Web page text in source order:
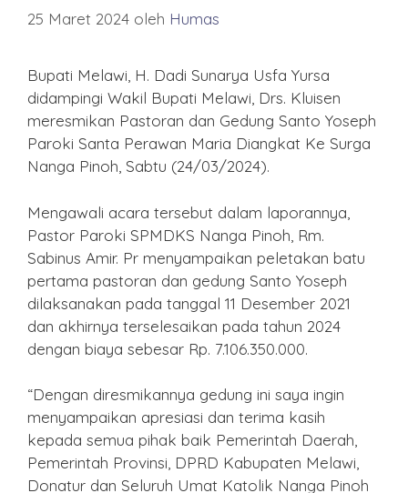
25 Maret 2024 oleh Humas
Bupati Melawi, H. Dadi Sunarya Usfa Yursa
didampingi Wakil Bupati Melawi, Drs. Kluisen
meresmikan Pastoran dan Gedung Santo Yoseph
Paroki Santa Perawan Maria Diangkat Ke Surga
Nanga Pinoh, Sabtu (24/03/2024).
Mengawali acara tersebut dalam laporannya,
Pastor Paroki SPMDKS Nanga Pinoh, Rm.
Sabinus Amir. Pr menyampaikan peletakan batu
pertama pastoran dan gedung Santo Yoseph
dilaksanakan pada tanggal 11 Desember 2021
dan akhirnya terselesaikan pada tahun 2024
dengan biaya sebesar Rp. 7.106.350.000.
“Dengan diresmikannya gedung ini saya ingin
menyampaikan apresiasi dan terima kasih
kepada semua pihak baik Pemerintah Daerah,
Pemerintah Provinsi, DPRD Kabupaten Melawi,
Donatur dan Seluruh Umat Katolik Nanga Pinoh